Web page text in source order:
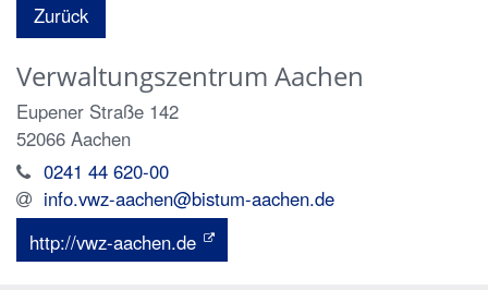
Zurück
Verwaltungszentrum Aachen
Eupener Straße 142
52066 Aachen
0241 44 620-00
info.vwz-aachen@bistum-aachen.de
http://vwz-aachen.de